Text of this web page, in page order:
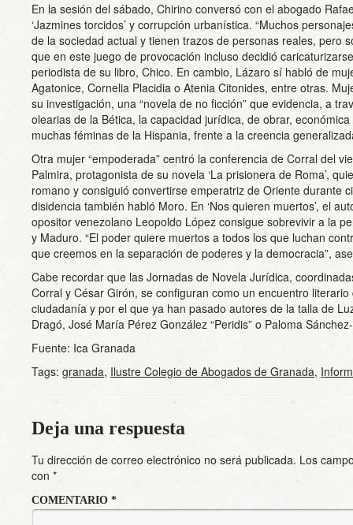
En la sesión del sábado, Chirino conversó con el abogado
‘Jazmines torcidos’ y corrupción urbanística. “Muchos
de la sociedad actual y tienen trazos de personas reales, pero
que en este juego de provocación incluso decidió
periodista de su libro, Chico. En cambio, Lázaro sí habló de
Agatonice, Cornelia Placidia o Atenia Citonides, entre otras.
su investigación, una “novela de no ficción” que evidencia, a
olearias de la Bética, la capacidad jurídica, de obrar,
muchas féminas de la Hispania, frente a la creencia
Otra mujer “empoderada” centró la conferencia de Corral del
Palmira, protagonista de su novela ‘La prisionera de Roma’,
romano y consiguió convertirse emperatriz de Oriente durante
disidencia también habló Moro. En ‘Nos quieren muertos’, el
opositor venezolano Leopoldo López consigue sobrevivir a la
y Maduro. “El poder quiere muertos a todos los que luchan
que creemos en la separación de poderes y la democracia”,
Cabe recordar que las Jornadas de Novela Jurídica,
Corral y César Girón, se configuran como un encuentro
ciudadanía y por el que ya han pasado autores de la talla de
Dragó, José María Pérez González “Peridis” o Paloma
Fuente: Ica Granada
Tags: granada, Ilustre Colegio de Abogados de Granada,
Deja una respuesta
Tu dirección de correo electrónico no será publicada. Los
con *
COMENTARIO *